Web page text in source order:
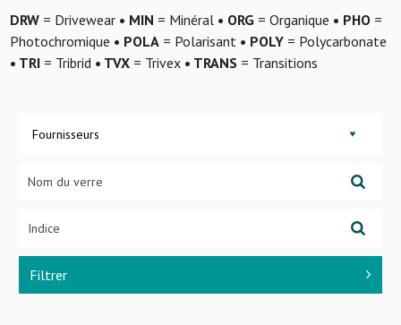
DRW= Drivewear • MIN = Minéral • ORG= Organique • PHO=
Photochromique • POLA= Polarisant • POLY= Polycarbonate
• TRI= Tribrid • TVX= Trivex • TRANS= Transitions
Fournisseurs
Filtrer